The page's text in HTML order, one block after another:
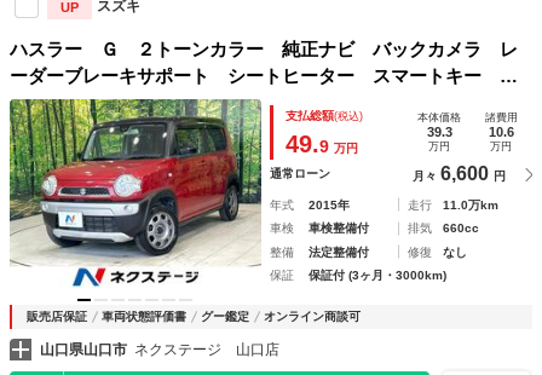
UP スズキ
ハスラー Ｇ ２トーンカラー 純正ナビ バックカメラ レ
ーダーブレーキサポート シートヒーター スマートキー オ
ートエアコン 電動格納ミラー プライバシーガラス 禁煙
車 ワンオーナー
支払総額(税込)
49.9 万円
本体価格
39.3
万円
諸費用
10.6
万円
通常ローン 月々 6,600 円
年式 2015年 走行
11.0万km
車検
車検整備付 排気
660cc
整備
法定整備付 修復
なし
保証
保証付 (3ヶ月・3000km)
販売店保証 車両状態評価書 グー鑑定 オンライン商談可
山口県山口市 ネクステージ 山口店